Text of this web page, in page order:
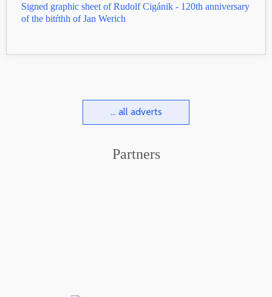
Signed graphic sheet of Rudolf Cigánik - 120th anniversary
of the bitŕthh of Jan Werich
... all adverts
Partners